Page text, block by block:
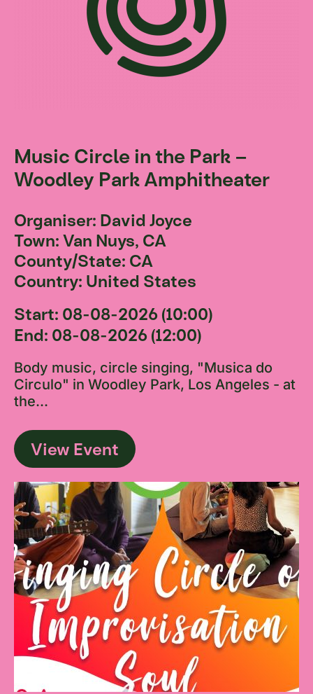
Music Circle in the Park –
Woodley Park Amphitheater
Organiser: David Joyce
Town: Van Nuys, CA
County/State: CA
Country: United States
Start: 08-08-2026 (10:00)
End: 08-08-2026 (12:00)
Body music, circle singing, "Musica do
Circulo" in Woodley Park, Los Angeles - at
the...
View Event